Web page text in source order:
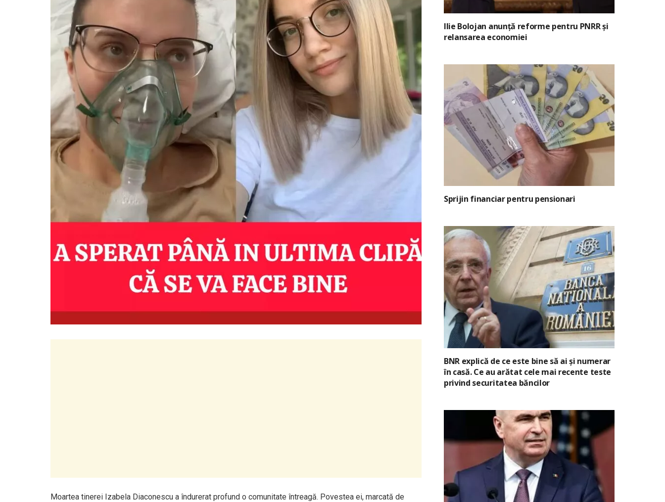
Moartea tinerei Izabela Diaconescu a îndurerat profund o comunitate întreagă. Povestea ei, marcată de
Ilie Bolojan anunță reforme pentru PNRR și
relansarea economiei
Sprijin financiar pentru pensionari
BNR explică de ce este bine să ai și numerar
în casă. Ce au arătat cele mai recente teste
privind securitatea băncilor